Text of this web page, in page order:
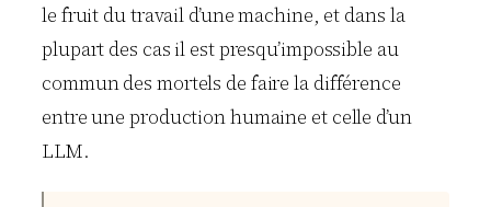
le fruit du travail d’une machine, et dans la
plupart des cas il est presqu’impossible au
commun des mortels de faire la différence
entre une production humaine et celle d’un
LLM.